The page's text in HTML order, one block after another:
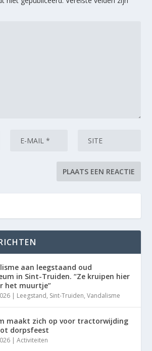
aan leegstaand oud
in Sint-Truiden. “Ze kruipen hier
het muurtje”
| Leegstand, Sint-Truiden,Vandalisme
maakt zich op voor tractorwijding
dorpsfeest
|Activiteiten